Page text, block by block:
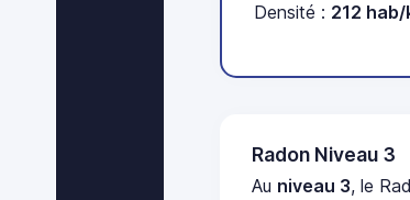
Densité : 212 hab/
Radon Niveau 3
Au niveau 3, le